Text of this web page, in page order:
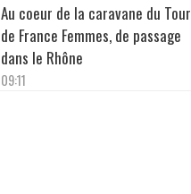
Au coeur de la caravane du Tour
de France Femmes, de passage
dans le Rhône
09:11